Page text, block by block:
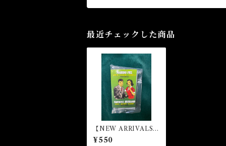
最近チェックした商品
【NEW ARRIVALS】
フェイトフル・ハズバ
ンド マジカルパウダ
¥550